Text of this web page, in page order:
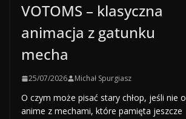
VOTOMS – klasyczna
animacja z gatunku
mecha
25/07/2026 Michał Spurgiasz
O czym może pisać stary chłop, jeśli nie o
anime z mechami, które pamięta jeszcze